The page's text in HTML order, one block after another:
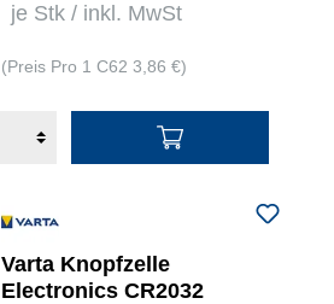
je Stk / inkl. MwSt
(Preis Pro 1 C62 3,86 €)
Varta Knopfzelle
Electronics CR2032